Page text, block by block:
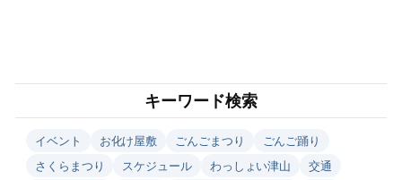
キーワード検索
イベント お化け屋敷 ごんごまつり
ごんご踊り
さくらまつり
スケジュール わっしょい津山
交通